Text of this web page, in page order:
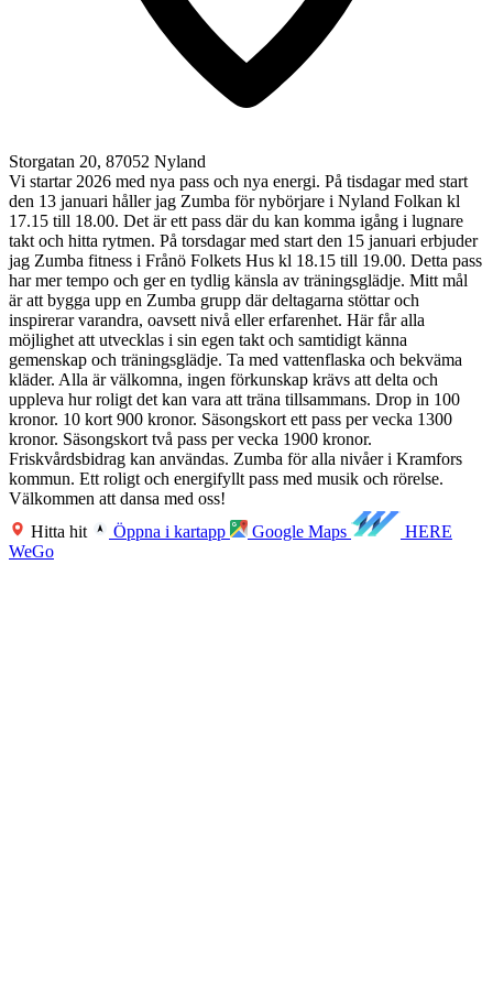
Storgatan 20, 87052 Nyland
Vi startar 2026 med nya pass och nya energi. På tisdagar med start
den 13 januari håller jag Zumba för nybörjare i Nyland Folkan kl
17.15 till 18.00. Det är ett pass där du kan komma igång i lugnare
takt och hitta rytmen. På torsdagar med start den 15 januari erbjuder
jag Zumba fitness i Frånö Folkets Hus kl 18.15 till 19.00. Detta pass
har mer tempo och ger en tydlig känsla av träningsglädje. Mitt mål
är att bygga upp en Zumba grupp där deltagarna stöttar och
inspirerar varandra, oavsett nivå eller erfarenhet. Här får alla
möjlighet att utvecklas i sin egen takt och samtidigt känna
gemenskap och träningsglädje. Ta med vattenflaska och bekväma
kläder. Alla är välkomna, ingen förkunskap krävs att delta och
uppleva hur roligt det kan vara att träna tillsammans. Drop in 100
kronor. 10 kort 900 kronor. Säsongskort ett pass per vecka 1300
kronor. Säsongskort två pass per vecka 1900 kronor.
Friskvårdsbidrag kan användas. Zumba för alla nivåer i Kramfors
kommun. Ett roligt och energifyllt pass med musik och rörelse.
Välkommen att dansa med oss!
Hitta hit
Öppna i kartapp Google Maps
HERE
WeGo